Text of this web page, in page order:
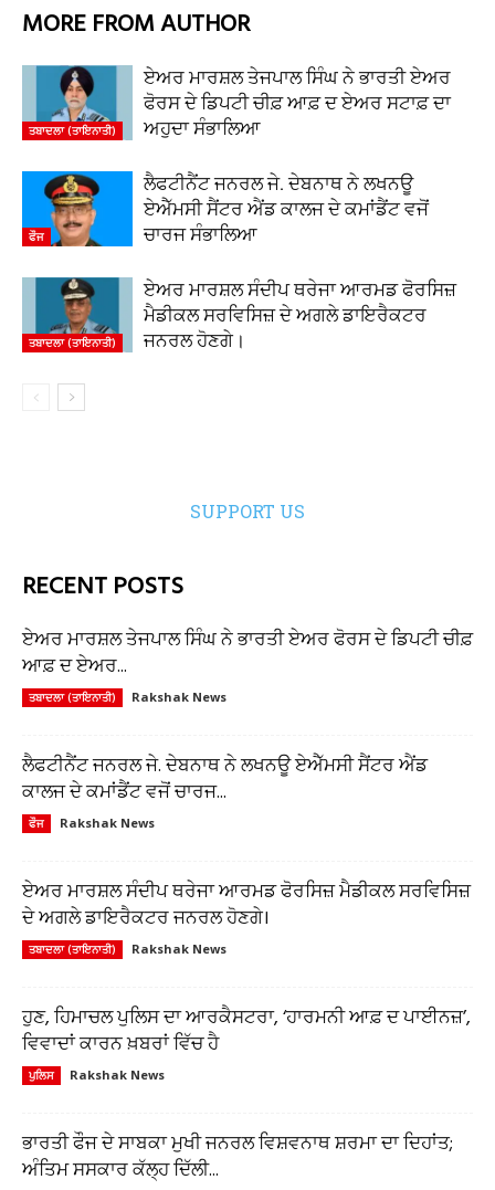
MORE FROM AUTHOR
ਤਬਾਦਲਾ (ਤਾਇਨਾਤੀ)
ਏਅਰ ਮਾਰਸ਼ਲ ਤੇਜਪਾਲ ਸਿੰਘ ਨੇ ਭਾਰਤੀ ਏਅਰ
ਫੋਰਸ ਦੇ ਡਿਪਟੀ ਚੀਫ਼ ਆਫ਼ ਦ ਏਅਰ ਸਟਾਫ਼ ਦਾ
ਅਹੁਦਾ ਸੰਭਾਲਿਆ
ਫੌਜ
ਲੈਫਟੀਨੈਂਟ ਜਨਰਲ ਜੇ. ਦੇਬਨਾਥ ਨੇ ਲਖਨਊ
ਏਐੱਮਸੀ ਸੈਂਟਰ ਐਂਡ ਕਾਲਜ ਦੇ ਕਮਾਂਡੈਂਟ ਵਜੋਂ
ਚਾਰਜ ਸੰਭਾਲਿਆ
ਤਬਾਦਲਾ (ਤਾਇਨਾਤੀ)
ਏਅਰ ਮਾਰਸ਼ਲ ਸੰਦੀਪ ਥਰੇਜਾ ਆਰਮਡ ਫੋਰਸਿਜ਼
ਮੈਡੀਕਲ ਸਰਵਿਸਿਜ਼ ਦੇ ਅਗਲੇ ਡਾਇਰੈਕਟਰ
ਜਨਰਲ ਹੋਣਗੇ।
SUPPORT US
RECENT POSTS
ਏਅਰ ਮਾਰਸ਼ਲ ਤੇਜਪਾਲ ਸਿੰਘ ਨੇ ਭਾਰਤੀ ਏਅਰ ਫੋਰਸ ਦੇ ਡਿਪਟੀ ਚੀਫ਼
ਆਫ਼ ਦ ਏਅਰ...
ਤਬਾਦਲਾ (ਤਾਇਨਾਤੀ) Rakshak News
ਲੈਫਟੀਨੈਂਟ ਜਨਰਲ ਜੇ. ਦੇਬਨਾਥ ਨੇ ਲਖਨਊ ਏਐੱਮਸੀ ਸੈਂਟਰ ਐਂਡ
ਕਾਲਜ ਦੇ ਕਮਾਂਡੈਂਟ ਵਜੋਂ ਚਾਰਜ...
ਫੌਜ Rakshak News
ਏਅਰ ਮਾਰਸ਼ਲ ਸੰਦੀਪ ਥਰੇਜਾ ਆਰਮਡ ਫੋਰਸਿਜ਼ ਮੈਡੀਕਲ ਸਰਵਿਸਿਜ਼
ਦੇ ਅਗਲੇ ਡਾਇਰੈਕਟਰ ਜਨਰਲ ਹੋਣਗੇ।
ਤਬਾਦਲਾ (ਤਾਇਨਾਤੀ) Rakshak News
ਹੁਣ, ਹਿਮਾਚਲ ਪੁਲਿਸ ਦਾ ਆਰਕੈਸਟਰਾ, ‘ਹਾਰਮਨੀ ਆਫ਼ ਦ ਪਾਈਨਜ਼’,
ਵਿਵਾਦਾਂ ਕਾਰਨ ਖ਼ਬਰਾਂ ਵਿੱਚ ਹੈ
ਪੁਲਿਸ Rakshak News
ਭਾਰਤੀ ਫੌਜ ਦੇ ਸਾਬਕਾ ਮੁਖੀ ਜਨਰਲ ਵਿਸ਼ਵਨਾਥ ਸ਼ਰਮਾ ਦਾ ਦਿਹਾਂਤ;
ਅੰਤਿਮ ਸਸਕਾਰ ਕੱਲ੍ਹ ਦਿੱਲੀ...